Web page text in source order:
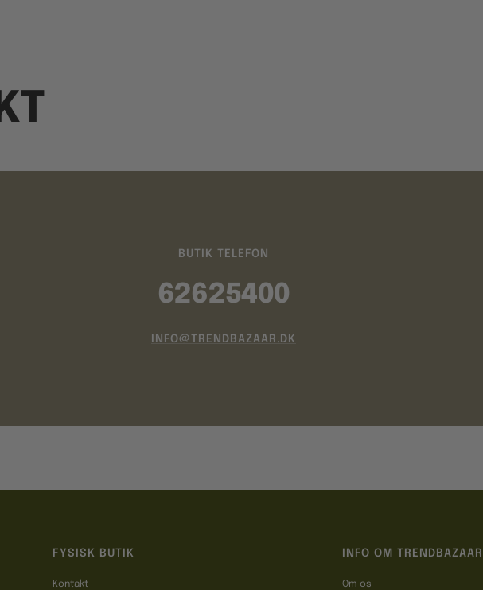
BUTIK TELEFON
62625400
INFO@TRENDBAZAAR.DK
FYSISK BUTIK
Kontakt
INFO OM TRENDBAZAAR
Om os